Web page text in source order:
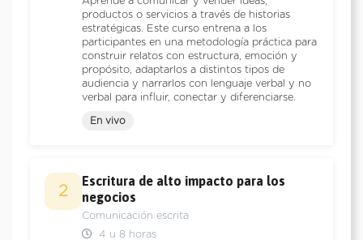
productos o servicios a través de historias
estratégicas. Este curso entrena a los
participantes en una metodología práctica para
construir relatos con estructura, emoción y
propósito, adaptarlos a distintos tipos de
audiencia y narrarlos con lenguaje verbal y no
verbal para influir, conectar y diferenciarse.
En vivo
2
Escritura de alto impacto para los
negocios
Comunicación escrita
4 u 8 horas